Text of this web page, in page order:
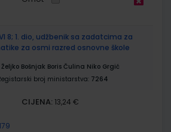
8; 1. dio, udžbenik sa zadatcima za
za osmi razred osnovne škole
Bošnjak Boris Čulina Niko Grgić
broj ministarstva: 7264
CIJENA: 13,24 €